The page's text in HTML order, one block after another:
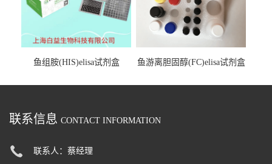
鱼组胺(HIS)elisa试剂盒 鱼游离胆固醇(FC)elisa试剂盒
联系信息 CONTACT INFORMATION
联系人：蔡经理